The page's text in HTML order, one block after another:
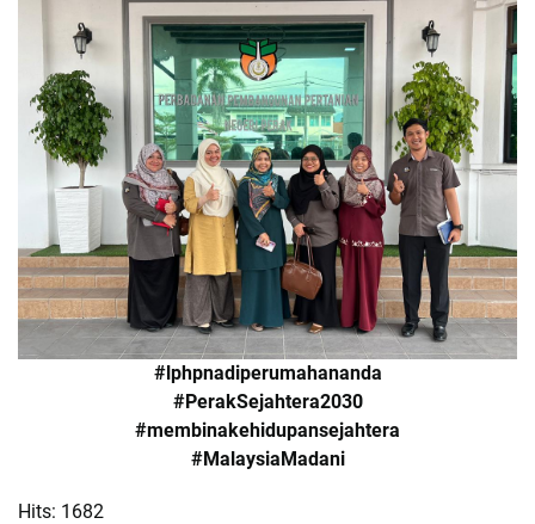
#lphpnadiperumahananda
#PerakSejahtera2030
#membinakehidupansejahtera
#MalaysiaMadani
Hits: 1682